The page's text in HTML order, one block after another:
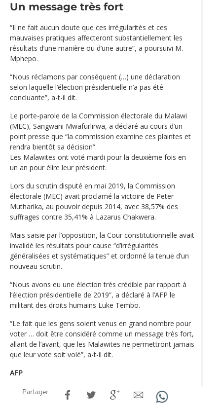
Un message très fort
“Il ne fait aucun doute que ces irrégularités et ces
mauvaises pratiques affecteront substantiellement les
résultats d’une manière ou d’une autre”, a poursuivi M.
Mphepo.
“Nous réclamons par conséquent (…) une déclaration
selon laquelle l‘élection présidentielle n’a pas été
concluante”, a-t-il dit.
Le porte-parole de la Commission électorale du Malawi
(MEC), Sangwani Mwafurlirwa, a déclaré au cours d’un
point presse que “la commission examine ces plaintes et
rendra bientôt sa décision”.
Les Malawites ont voté mardi pour la deuxième fois en
un an pour élire leur président.
Lors du scrutin disputé en mai 2019, la Commission
électorale (MEC) avait proclamé la victoire de Peter
Mutharika, au pouvoir depuis 2014, avec 38,57% des
suffrages contre 35,41% à Lazarus Chakwera.
Mais saisie par l’opposition, la Cour constitutionnelle avait
invalidé les résultats pour cause “d’irrégularités
généralisées et systématiques” et ordonné la tenue d’un
nouveau scrutin.
“Nous avons eu une élection très crédible par rapport à
l‘élection présidentielle de 2019”, a déclaré à l’AFP le
militant des droits humains Luke Tembo.
“Le fait que les gens soient venus en grand nombre pour
voter … doit être considéré comme un message très fort,
allant de l’avant, que les Malawites ne permettront jamais
que leur vote soit volé”, a-t-il dit.
AFP
Partager